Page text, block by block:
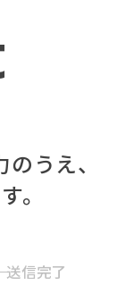
うえ、
。
送信完了